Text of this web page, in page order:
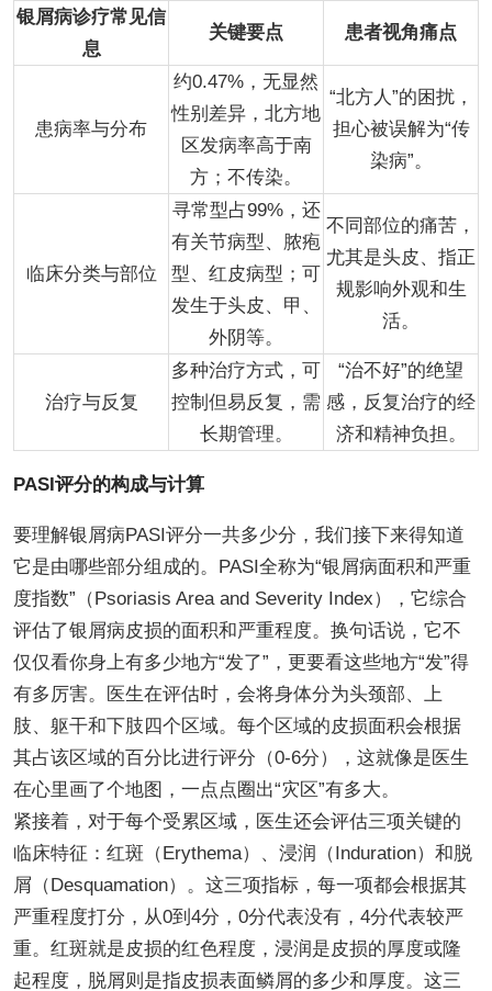
银屑病诊疗常见信
息
关键要点 患者视角痛点
患病率与分布
约0.47%，无显然
性别差异，北方地
区发病率高于南
方；不传染。
“北方人”的困扰，
担心被误解为“传
染病”。
临床分类与部位
寻常型占99%，还
有关节病型、脓疱
型、红皮病型；可
发生于头皮、甲、
外阴等。
不同部位的痛苦，
尤其是头皮、指正
规影响外观和生
活。
治疗与反复
多种治疗方式，可
控制但易反复，需
长期管理。
“治不好”的绝望
感，反复治疗的经
济和精神负担。
PASI评分的构成与计算
要理解银屑病PASI评分一共多少分，我们接下来得知道
它是由哪些部分组成的。PASI全称为“银屑病面积和严重
度指数”（Psoriasis Area and Severity Index），它综合
评估了银屑病皮损的面积和严重程度。换句话说，它不
仅仅看你身上有多少地方“发了”，更要看这些地方“发”得
有多厉害。医生在评估时，会将身体分为头颈部、上
肢、躯干和下肢四个区域。每个区域的皮损面积会根据
其占该区域的百分比进行评分（0-6分），这就像是医生
在心里画了个地图，一点点圈出“灾区”有多大。
紧接着，对于每个受累区域，医生还会评估三项关键的
临床特征：红斑（Erythema）、浸润（Induration）和脱
屑（Desquamation）。这三项指标，每一项都会根据其
严重程度打分，从0到4分，0分代表没有，4分代表较严
重。红斑就是皮损的红色程度，浸润是皮损的厚度或隆
起程度，脱屑则是指皮损表面鳞屑的多少和厚度。这三